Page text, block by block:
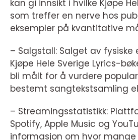
kan gi innsikt i hvilke Kjøpe
som treffer en nerve hos
eksempler på kvantitative
– Salgstall: Salget av fysiske
Kjøpe Hele Sverige Lyrics-
bli målt for å vurdere
bestemt sangtekstsamling
– Streamingsstatistikk:
Spotify, Apple Music og
informasjon om hvor